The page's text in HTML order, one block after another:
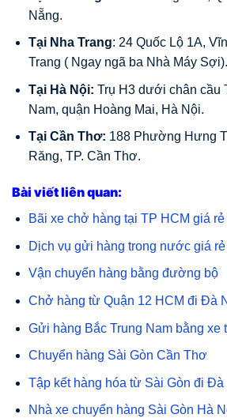
Nẵng.
Tại Nha Trang: 24 Quốc Lộ 1A,
Trang ( Ngay ngã ba Nhà Máy Sợi).
Tại Hà Nội: Trụ H3 dưới chân cầu
Nam, quận Hoàng Mai, Hà Nội.
Tại Cần Thơ: 188 Phường Hưng
Răng, TP. Cần Thơ.
Bài viết liên quan:
Bãi xe chở hàng tại TP HCM giá rẻ
Dịch vụ gửi hàng trong nước giá rẻ
Vận chuyển hàng bằng đường bộ
Chở hàng từ Quận 12 HCM đi Đà
Gửi hàng Bắc Trung Nam bằng xe
Chuyển hàng Sài Gòn Cần Thơ
Tập kết hàng hóa từ Sài Gòn đi Đà
Nhà xe chuyển hàng Sài Gòn Hà